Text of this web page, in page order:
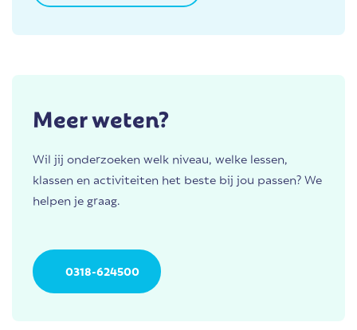
Meer weten?
Wil jij onderzoeken welk niveau, welke lessen,
klassen en activiteiten het beste bij jou passen? We
helpen je graag.
0318-624500